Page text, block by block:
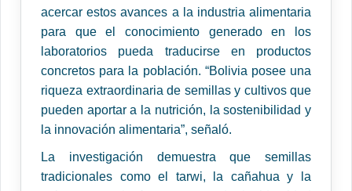
acercar estos avances a la industria alimentaria
para que el conocimiento generado en los
laboratorios pueda traducirse en productos
concretos para la población. “Bolivia posee una
riqueza extraordinaria de semillas y cultivos que
pueden aportar a la nutrición, la sostenibilidad y
la innovación alimentaria”, señaló.
La investigación demuestra que semillas
tradicionales como el tarwi, la cañahua y la